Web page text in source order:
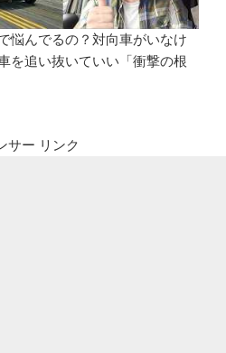
悩んでるの？対向車がいなけ
を追い抜いていい「衝撃の根
サー リンク